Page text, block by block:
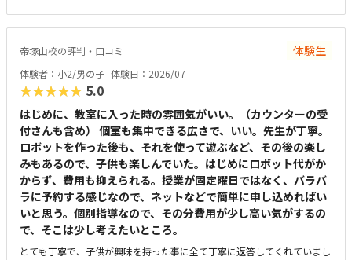
です。組み立てを間違えていても、自分で気づくことができるように声か
けしてくださり、最後まで自分で作り上げた達成感があったと思います。
通塾する場合は、作業の記録を保護者がスマホで確認することができた
り、コンテストに参加したりすることができるそうです。ただ作るだけで
はなく、目標が定められているのも良いと思います。自宅から近く、徒歩
で10分ほどの距離でした。最寄駅からも同じくらいの距離だと思います。
入り口前が駐輪場になっているようでしたが、きちんと端に寄せて自転車
が停めてあり、日頃から指導されているのだろうなと感じました。入り口
前の道は車通りが多いですが、混雑する時間帯は誘導の方もいてくださる
ようです。掲示物やテキストなどは整頓されており、全体的にスッキリと
した印象でした。時間によって、他のお子さんが出入りするタイミングが
あるものの、パーテーションで適度に視界が遮られており、あまり気にな
りませんでした。一般的な塾などと比べても平均的かなと感じます。ロボ
ット制作にしろプログラミングにしろ、学校や家ではそれほど深くは体験
できないので、持参物なしで通えるのはありがたいです。間違いを直接指
摘せず、本人が気づけるように寄り添ってくれる姿勢です。作業中も、で
きるだけ空白の時間ができないように気にかけてくださり、ありがたかっ
たです。
帝塚山校の評判・口コミ 体験生
体験者：小2/男の子 体験日：2026/07
★★★★★ 5.0
はじめに、教室に入った時の雰囲気がいい。（カウンターの受
付さんも含め） 個室も集中できる広さで、いい。先生が丁寧。
ロボットを作った後も、それを使って遊ぶなど、その後の楽し
みもあるので、子供も楽しんでいた。はじめにロボット代がか
からず、費用も抑えられる。授業が固定曜日ではなく、バラバ
ラに予約する感じなので、ネットなどで簡単に申し込めればい
いと思う。個別指導なので、その分費用が少し高い気がするの
で、そこは少し考えたいところ。
とても丁寧で、子供が興味を持った事に全て丁寧に返答してくれていまし